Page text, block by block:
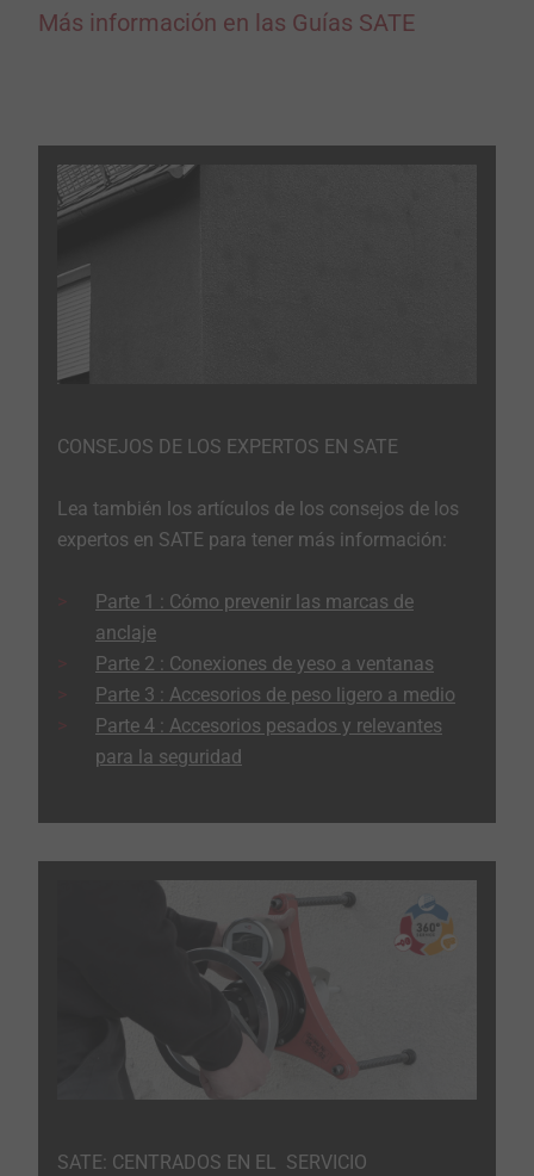
Más información en las Guías SATE
CONSEJOS DE LOS EXPERTOS EN SATE
Lea también los artículos de los consejos de los
expertos en SATE para tener más información:
Parte 1 : Cómo prevenir las marcas de
anclaje
Parte 2 : Conexiones de yeso a ventanas
Parte 3 : Accesorios de peso ligero a medio
Parte 4 : Accesorios pesados ​​y relevantes
para la seguridad
SATE: CENTRADOS EN EL SERVICIO